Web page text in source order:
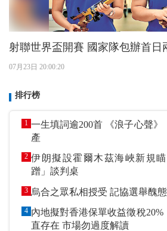
射聯世界盃開賽 國家隊包辦
07月23日 20:00:20
排行榜
1 一生填詞逾200首 《浪子心聲》《Monica》成永恒遺
產
2 伊朗擬設霍爾木茲海峽新規
蹭」談判桌
3 烏合之眾私相授受 記協選
4 內地擬對香港保單收益徵稅
直存在 市場勿過度解讀